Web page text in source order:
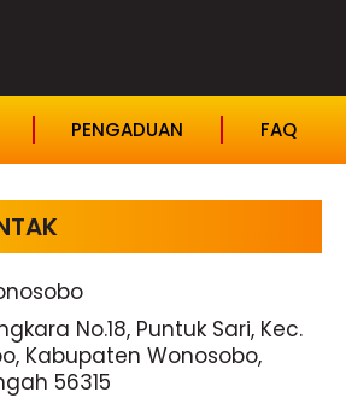
PENGADUAN FAQ
No.18, Puntuk Sari, Kec.
Kabupaten Wonosobo,
56315